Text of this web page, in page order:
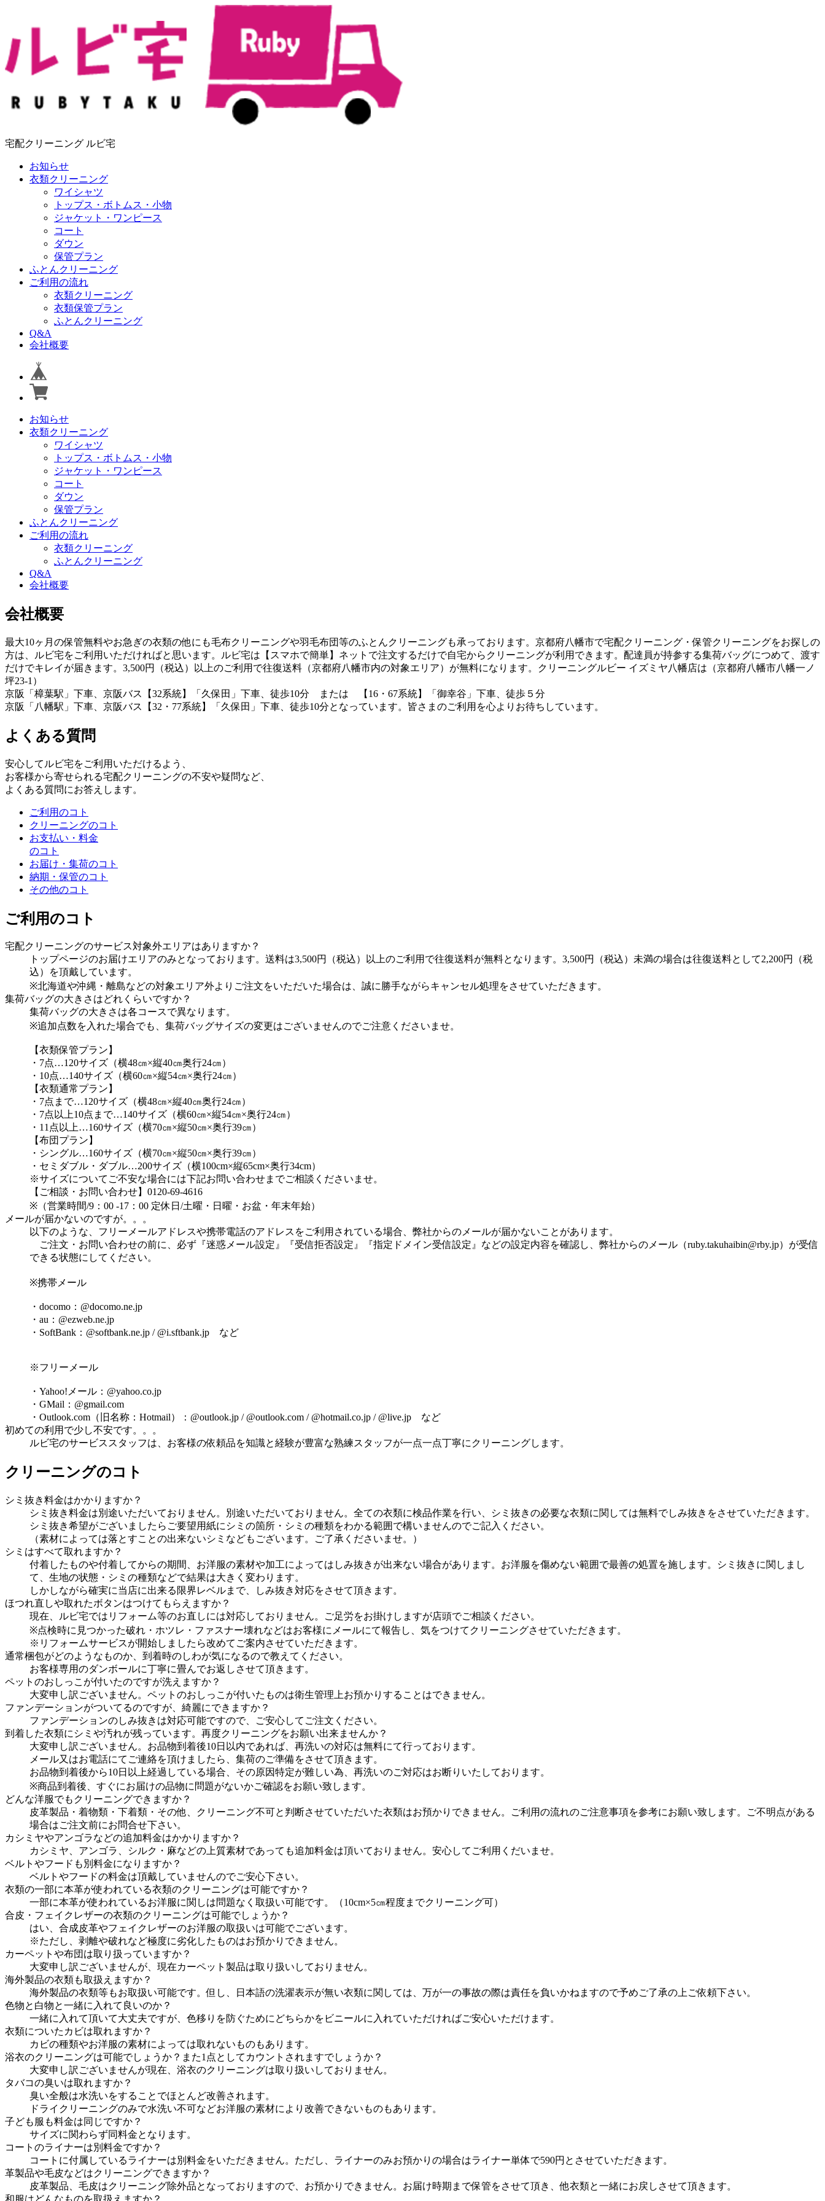
宅配クリーニング ルビ宅
お知らせ
衣類クリーニング
ワイシャツ
トップス・ボトムス・小物
ジャケット・ワンピース
コート
ダウン
保管プラン
ふとんクリーニング
ご利用の流れ
衣類クリーニング
衣類保管プラン
ふとんクリーニング
Q&A
会社概要
お知らせ
衣類クリーニング
ワイシャツ
トップス・ボトムス・小物
ジャケット・ワンピース
コート
ダウン
保管プラン
ふとんクリーニング
ご利用の流れ
衣類クリーニング
ふとんクリーニング
Q&A
会社概要
会社概要
最大10ヶ月の保管無料やお急ぎの衣類の他にも毛布クリーニングや羽毛布団等のふとんクリーニングも承っております。京都府八幡市で宅配クリーニング・保管クリーニングをお探しの
方は、ルビ宅をご利用いただければと思います。ルビ宅は【スマホで簡単】ネットで注文するだけで自宅からクリーニングが利用できます。配達員が持参する集荷バッグにつめて、渡す
だけでキレイが届きます。3,500円（税込）以上のご利用で往復送料（京都府八幡市内の対象エリア）が無料になります。クリーニングルビー イズミヤ八幡店は（京都府八幡市八幡一ノ
坪23-1）
京阪「樟葉駅」下車、京阪バス【32系統】「久保田」下車、徒歩10分 または 【16・67系統】「御幸谷」下車、徒歩５分
京阪「八幡駅」下車、京阪バス【32・77系統】「久保田」下車、徒歩10分となっています。皆さまのご利用を心よりお待ちしています。
よくある質問
安心してルビ宅をご利用いただけるよう、
お客様から寄せられる宅配クリーニングの不安や疑問など、
よくある質問にお答えします。
ご利用のコト
クリーニングのコト
お支払い・料金
のコト
お届け・集荷のコト
納期・保管のコト
その他のコト
ご利用のコト
宅配クリーニングのサービス対象外エリアはありますか？
トップページのお届けエリアのみとなっております。送料は3,500円（税込）以上のご利用で往復送料が無料となります。3,500円（税込）未満の場合は往復送料として2,200円（税
込）を頂戴しています。
※北海道や沖縄・離島などの対象エリア外よりご注文をいただいた場合は、誠に勝手ながらキャンセル処理をさせていただきます。
集荷バッグの大きさはどれくらいですか？
集荷バッグの大きさは各コースで異なります。
※追加点数を入れた場合でも、集荷バッグサイズの変更はございませんのでご注意くださいませ。
【衣類保管プラン】
・7点…120サイズ（横48㎝×縦40㎝奥行24㎝）
・10点…140サイズ（横60㎝×縦54㎝×奥行24㎝）
【衣類通常プラン】
・7点まで…120サイズ（横48㎝×縦40㎝奥行24㎝）
・7点以上10点まで…140サイズ（横60㎝×縦54㎝×奥行24㎝）
・11点以上…160サイズ（横70㎝×縦50㎝×奥行39㎝）
【布団プラン】
・シングル…160サイズ（横70㎝×縦50㎝×奥行39㎝）
・セミダブル・ダブル…200サイズ（横100cm×縦65cm×奥行34cm）
※サイズについてご不安な場合には下記お問い合わせまでご相談くださいませ。
【ご相談・お問い合わせ】0120-69-4616
※（営業時間/9：00 -17：00 定休日/土曜・日曜・お盆・年末年始）
メールが届かないのですが。。。
以下のような、フリーメールアドレスや携帯電話のアドレスをご利用されている場合、弊社からのメールが届かないことがあります。
ご注文・お問い合わせの前に、必ず『迷惑メール設定』『受信拒否設定』『指定ドメイン受信設定』などの設定内容を確認し、弊社からのメール（ruby.takuhaibin@rby.jp）が受信
できる状態にしてください。
※携帯メール
・docomo：@docomo.ne.jp
・au：@ezweb.ne.jp
・SoftBank：@softbank.ne.jp / @i.sftbank.jp など
※フリーメール
・Yahoo!メール：@yahoo.co.jp
・GMail：@gmail.com
・Outlook.com（旧名称：Hotmail）：@outlook.jp / @outlook.com / @hotmail.co.jp / @live.jp など
初めての利用で少し不安です。。。
ルビ宅のサービススタッフは、お客様の依頼品を知識と経験が豊富な熟練スタッフが一点一点丁寧にクリーニングします。
クリーニングのコト
シミ抜き料金はかかりますか？
シミ抜き料金は別途いただいておりません。別途いただいておりません。全ての衣類に検品作業を行い、シミ抜きの必要な衣類に関しては無料でしみ抜きをさせていただきます。
シミ抜き希望がございましたらご要望用紙にシミの箇所・シミの種類をわかる範囲で構いませんのでご記入ください。
（素材によっては落とすことの出来ないシミなどもございます。ご了承くださいませ。）
シミはすべて取れますか？
付着したものや付着してからの期間、お洋服の素材や加工によってはしみ抜きが出来ない場合があります。お洋服を傷めない範囲で最善の処置を施します。シミ抜きに関しまし
て、生地の状態・シミの種類などで結果は大きく変わります。
しかしながら確実に当店に出来る限界レベルまで、しみ抜き対応をさせて頂きます。
ほつれ直しや取れたボタンはつけてもらえますか？
現在、ルビ宅ではリフォーム等のお直しには対応しておりません。ご足労をお掛けしますが店頭でご相談ください。
※点検時に見つかった破れ・ホツレ・ファスナー壊れなどはお客様にメールにて報告し、気をつけてクリーニングさせていただきます。
※リフォームサービスが開始しましたら改めてご案内させていただきます。
通常梱包がどのようなものか、到着時のしわが気になるので教えてください。
お客様専用のダンボールに丁寧に畳んでお返しさせて頂きます。
ペットのおしっこが付いたのですが洗えますか？
大変申し訳ございません。ペットのおしっこが付いたものは衛生管理上お預かりすることはできません。
ファンデーションがついてるのですが、綺麗にできますか？
ファンデーションのしみ抜きは対応可能ですので、ご安心してご注文ください。
到着した衣類にシミや汚れが残っています。再度クリーニングをお願い出来ませんか？
大変申し訳ございません。お品物到着後10日以内であれば、再洗いの対応は無料にて行っております。
メール又はお電話にてご連絡を頂けましたら、集荷のご準備をさせて頂きます。
お品物到着後から10日以上経過している場合、その原因特定が難しい為、再洗いのご対応はお断りいたしております。
※商品到着後、すぐにお届けの品物に問題がないかご確認をお願い致します。
どんな洋服でもクリーニングできますか？
皮革製品・着物類・下着類・その他、クリーニング不可と判断させていただいた衣類はお預かりできません。ご利用の流れのご注意事項を参考にお願い致します。ご不明点がある
場合はご注文前にお問合せ下さい。
カシミヤやアンゴラなどの追加料金はかかりますか？
カシミヤ、アンゴラ、シルク・麻などの上質素材であっても追加料金は頂いておりません。安心してご利用くだいませ。
ベルトやフードも別料金になりますか？
ベルトやフードの料金は頂戴していませんのでご安心下さい。
衣類の一部に本革が使われている衣類のクリーニングは可能ですか？
一部に本革が使われているお洋服に関しは問題なく取扱い可能です。（10cm×5㎝程度までクリーニング可）
合皮・フェイクレザーの衣類のクリーニングは可能でしょうか？
はい、合成皮革やフェイクレザーのお洋服の取扱いは可能でございます。
※ただし、剥離や破れなど極度に劣化したものはお預かりできません。
カーペットや布団は取り扱っていますか？
大変申し訳ございませんが、現在カーペット製品は取り扱いしておりません。
海外製品の衣類も取扱えますか？
海外製品の衣類等もお取扱い可能です。但し、日本語の洗濯表示が無い衣類に関しては、万が一の事故の際は責任を負いかねますので予めご了承の上ご依頼下さい。
色物と白物と一緒に入れて良いのか？
一緒に入れて頂いて大丈夫ですが、色移りを防ぐためにどちらかをビニールに入れていただければご安心いただけます。
衣類についたカビは取れますか？
カビの種類やお洋服の素材によっては取れないものもあります。
浴衣のクリーニングは可能でしょうか？また1点としてカウントされますでしょうか？
大変申し訳ございませんが現在、浴衣のクリーニングは取り扱いしておりません。
タバコの臭いは取れますか？
臭い全般は水洗いをすることでほとんど改善されます。
ドライクリーニングのみで水洗い不可などお洋服の素材により改善できないものもあります。
子ども服も料金は同じですか？
サイズに関わらず同料金となります。
コートのライナーは別料金ですか？
コートに付属しているライナーは別料金をいただきません。ただし、ライナーのみお預かりの場合はライナー単体で590円とさせていただきます。
革製品や毛皮などはクリーニングできますか？
皮革製品、毛皮はクリーニング除外品となっておりますので、お預かりできません。お届け時期まで保管をさせて頂き、他衣類と一緒にお戻しさせて頂きます。